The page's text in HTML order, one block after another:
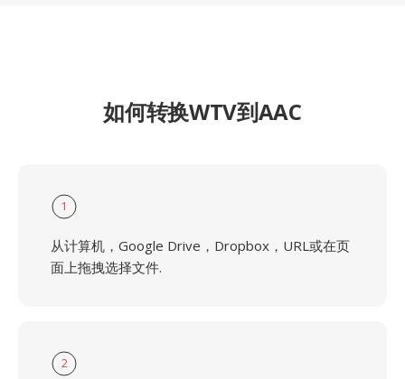
如何转换WTV到AAC
1
从计算机，Google Drive，Dropbox，URL或在页
面上拖拽选择文件.
2